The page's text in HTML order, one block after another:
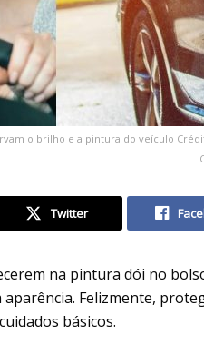
o brilho e a pintura do veículo
Twitter
na pintura dói no
Felizmente,
básicos.